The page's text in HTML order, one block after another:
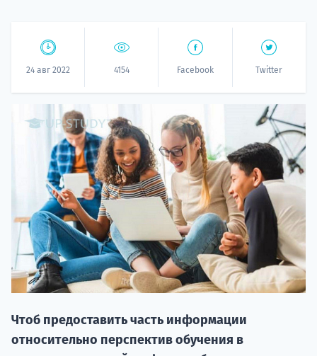
24 авг 2022 4154 Facebook Twitter
Чтоб предоставить часть информации
относительно перспектив обучения в
20.09